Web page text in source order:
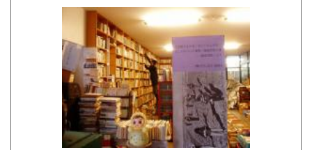
320円 徳島県
320円 愛媛県
320円 福岡県
320円 長崎県
320円 大分県